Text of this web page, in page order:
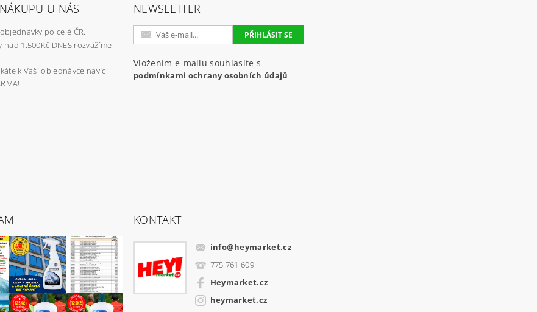
U NÁS
po celé ČR.
nad 1.500Kč DNES rozvážíme
k Vaší objednávce navíc
NEWSLETTER
Vložením e-mailu souhlasíte s
podmínkami ochrany osobních údajů
KONTAKT
info@heymarket.cz
775 761 609
Heymarket.cz
heymarket.cz